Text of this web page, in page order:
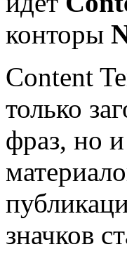
конторы
Content
только
фраз, но
значков